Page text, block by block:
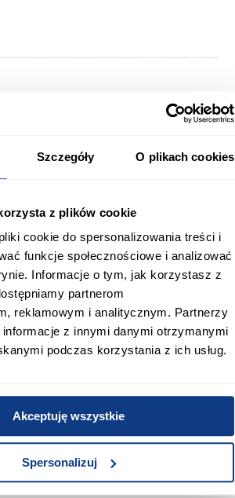
Szczegóły O plikach cookies
z plików cookie
cookie do spersonalizowania treści i
funkcje społecznościowe i analizować
Informacje o tym, jak korzystasz z
partnerom
reklamowym i analitycznym. Partnerzy
informacje z innymi danymi otrzymanymi
podczas korzystania z ich usług.
Akceptuję wszystkie
Spersonalizuj
[cm]:
[cm]: